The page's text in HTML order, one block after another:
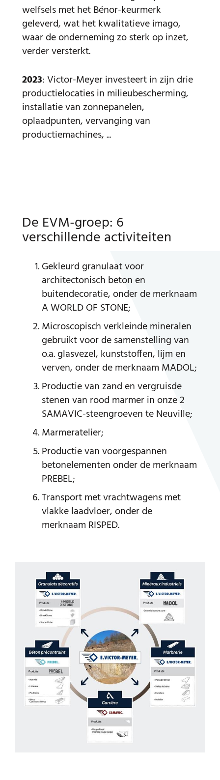
welfsels met het Bénor-keurmerk
geleverd, wat het kwalitatieve imago,
waar de onderneming zo sterk op inzet,
verder versterkt.
2023: Victor-Meyer investeert in zijn drie
productielocaties in milieubescherming,
installatie van zonnepanelen,
oplaadpunten, vervanging van
productiemachines, ...
De EVM-groep: 6
verschillende activiteiten
Gekleurd granulaat voor
architectonisch beton en
buitendecoratie, onder de merknaam
A WORLD OF STONE;
Microscopisch verkleinde mineralen
gebruikt voor de samenstelling van
o.a. glasvezel, kunststoffen, lijm en
verven, onder de merknaam MADOL;
Productie van zand en vergruisde
stenen van rood marmer in onze 2
SAMAVIC-steengroeven te Neuville;
Marmeratelier;
Productie van voorgespannen
betonelementen onder de merknaam
PREBEL;
Transport met vrachtwagens met
vlakke laadvloer, onder de
merknaam RISPED.